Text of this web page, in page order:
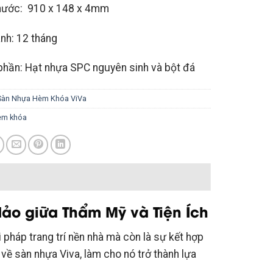
910 x 148 x 4mm
12 tháng
Hạt nhựa SPC nguyên sinh và bột đá
Nhựa Hèm Khóa ViVa
khóa
giữa Thẩm Mỹ và Tiện Ích
trang trí nền nhà mà còn là sự kết hợp
sàn nhựa Viva, làm cho nó trở thành lựa